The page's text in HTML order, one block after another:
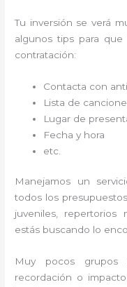
Tu inversión se verá
algunos tips para
contratación:
Contacta con
Lista de
Lugar de
Fecha y hora
etc.
Manejamos un
todos los
juveniles,
estás buscando lo
Muy pocos grupos
recordación o